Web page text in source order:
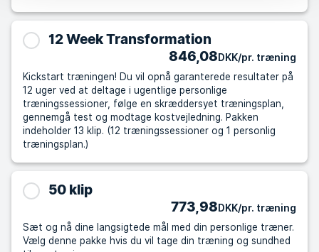
12 Week Transformation
846,08DKK/pr. træning
Kickstart træningen! Du vil opnå garanterede resultater på
12 uger ved at deltage i ugentlige personlige
træningssessioner, følge en skræddersyet træningsplan,
gennemgå test og modtage kostvejledning. Pakken
indeholder 13 klip. (12 træningssessioner og 1 personlig
træningsplan.)
50 klip
773,98DKK/pr. træning
Sæt og nå dine langsigtede mål med din personlige træner.
Vælg denne pakke hvis du vil tage din træning og sundhed